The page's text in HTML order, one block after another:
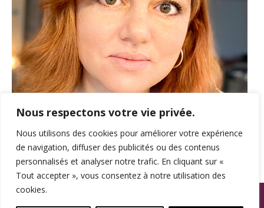
Nous respectons votre vie privée.
Nous utilisons des cookies pour améliorer votre expérience
de navigation, diffuser des publicités ou des contenus
personnalisés et analyser notre trafic. En cliquant sur «
Tout accepter », vous consentez à notre utilisation des
cookies.